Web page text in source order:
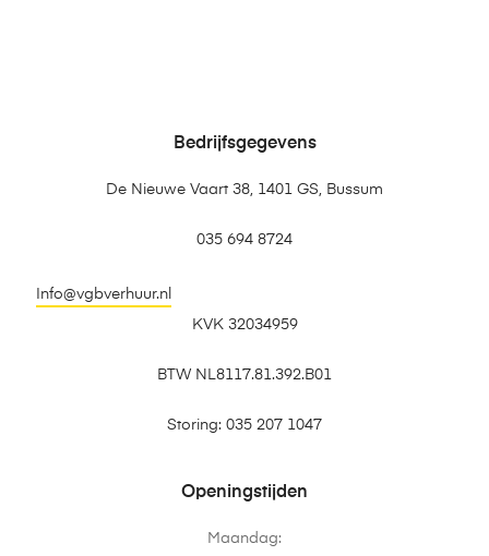
Bedrijfsgegevens
De Nieuwe Vaart 38, 1401 GS, Bussum
035 694 8724
Info@vgbverhuur.nl
KVK 32034959
BTW NL8117.81.392.B01
Storing: 035 207 1047
Openingstijden
Maandag: